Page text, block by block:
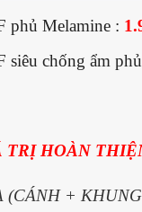
phủ Melamine :
siêu chống ẩm
TRỊ HOÀN
(CÁNH +